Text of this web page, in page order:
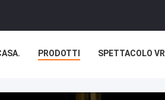
PRODOTTI SPETTACOLO VR